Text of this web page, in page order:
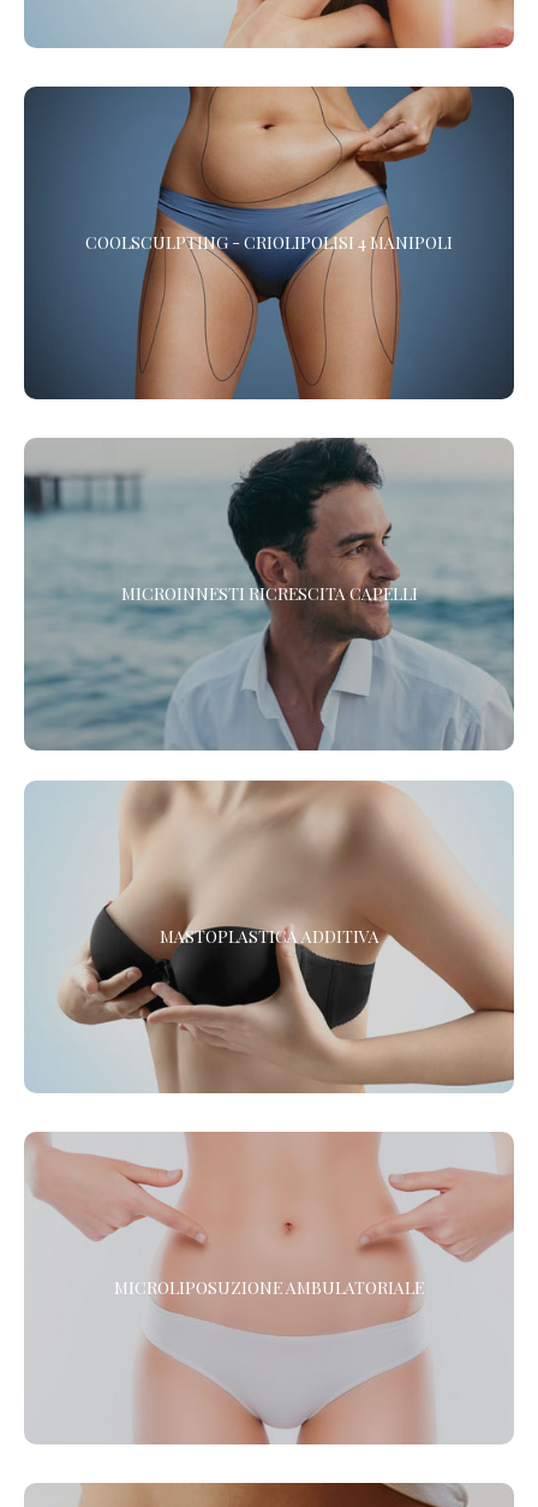
COOLSCULPTING - CRIOLIPOLISI 4 MANIPOLI
COOLSCULPTING - CRIOLIPOLISI 4 MANIPOLI
Vuoi eliminare il grasso in eccesso? La Criolipolisi è l’alternativa
non chirurgica alla Liposuzione che elimina adiposità e maniglie
dell’amore, senza chirurgia. *
MICROINNESTI RICRESCITA CAPELLI
RIGENERA™ - MICROINNESTI RICRESCITA CAPELLI
Scopri il nuovo protocollo di Medicina Rigenerativa Cellulare per
la ricrescita dei tuoi capelli. In un solo trattamento.
MASTOPLASTICA ADDITIVA
MASTOPLASTICA ADDITIVA IN ANESTESIA LOCALE
La Chirurgia Estetica senza sedazione né anestesia.
MICROLIPOSUZIONE AMBULATORIALE
MICROLIPOSUZIONE AMBULATORIALE AD
La Microliposuzione viene praticata con il CAV CELL INTRA
PLUS, una nuovissima attrezzatura per la soft-liposcultura.